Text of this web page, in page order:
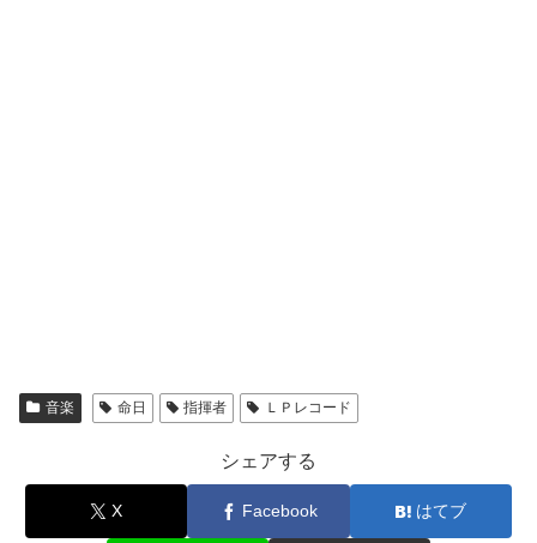
音楽 命日 指揮者 ＬＰレコード
シェアする
X Facebook はてブ